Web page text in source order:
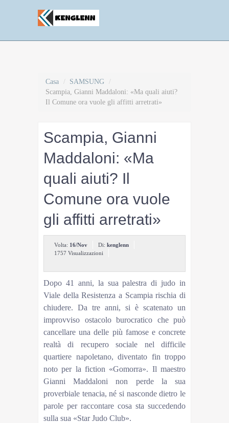
Casa / SAMSUNG /
Scampia, Gianni Maddaloni: «Ma quali aiuti?
Il Comune ora vuole gli affitti arretrati»
Scampia, Gianni
Maddaloni: «Ma
quali aiuti? Il
Comune ora vuole
gli affitti arretrati»
Volta: 16/Nov Di: kenglenn
1757 Visualizzazioni
Dopo 41 anni, la sua palestra di judo in
Viale della Resistenza a Scampia rischia di
chiudere. Da tre anni, si è scatenato un
improvviso ostacolo burocratico che può
cancellare una delle più famose e concrete
realtà di recupero sociale nel difficile
quartiere napoletano, diventato fin troppo
noto per la fiction «Gomorra». Il maestro
Gianni Maddaloni non perde la sua
proverbiale tenacia, né si nasconde dietro le
parole per raccontare cosa sta succedendo
sulla sua «Star Judo Club».